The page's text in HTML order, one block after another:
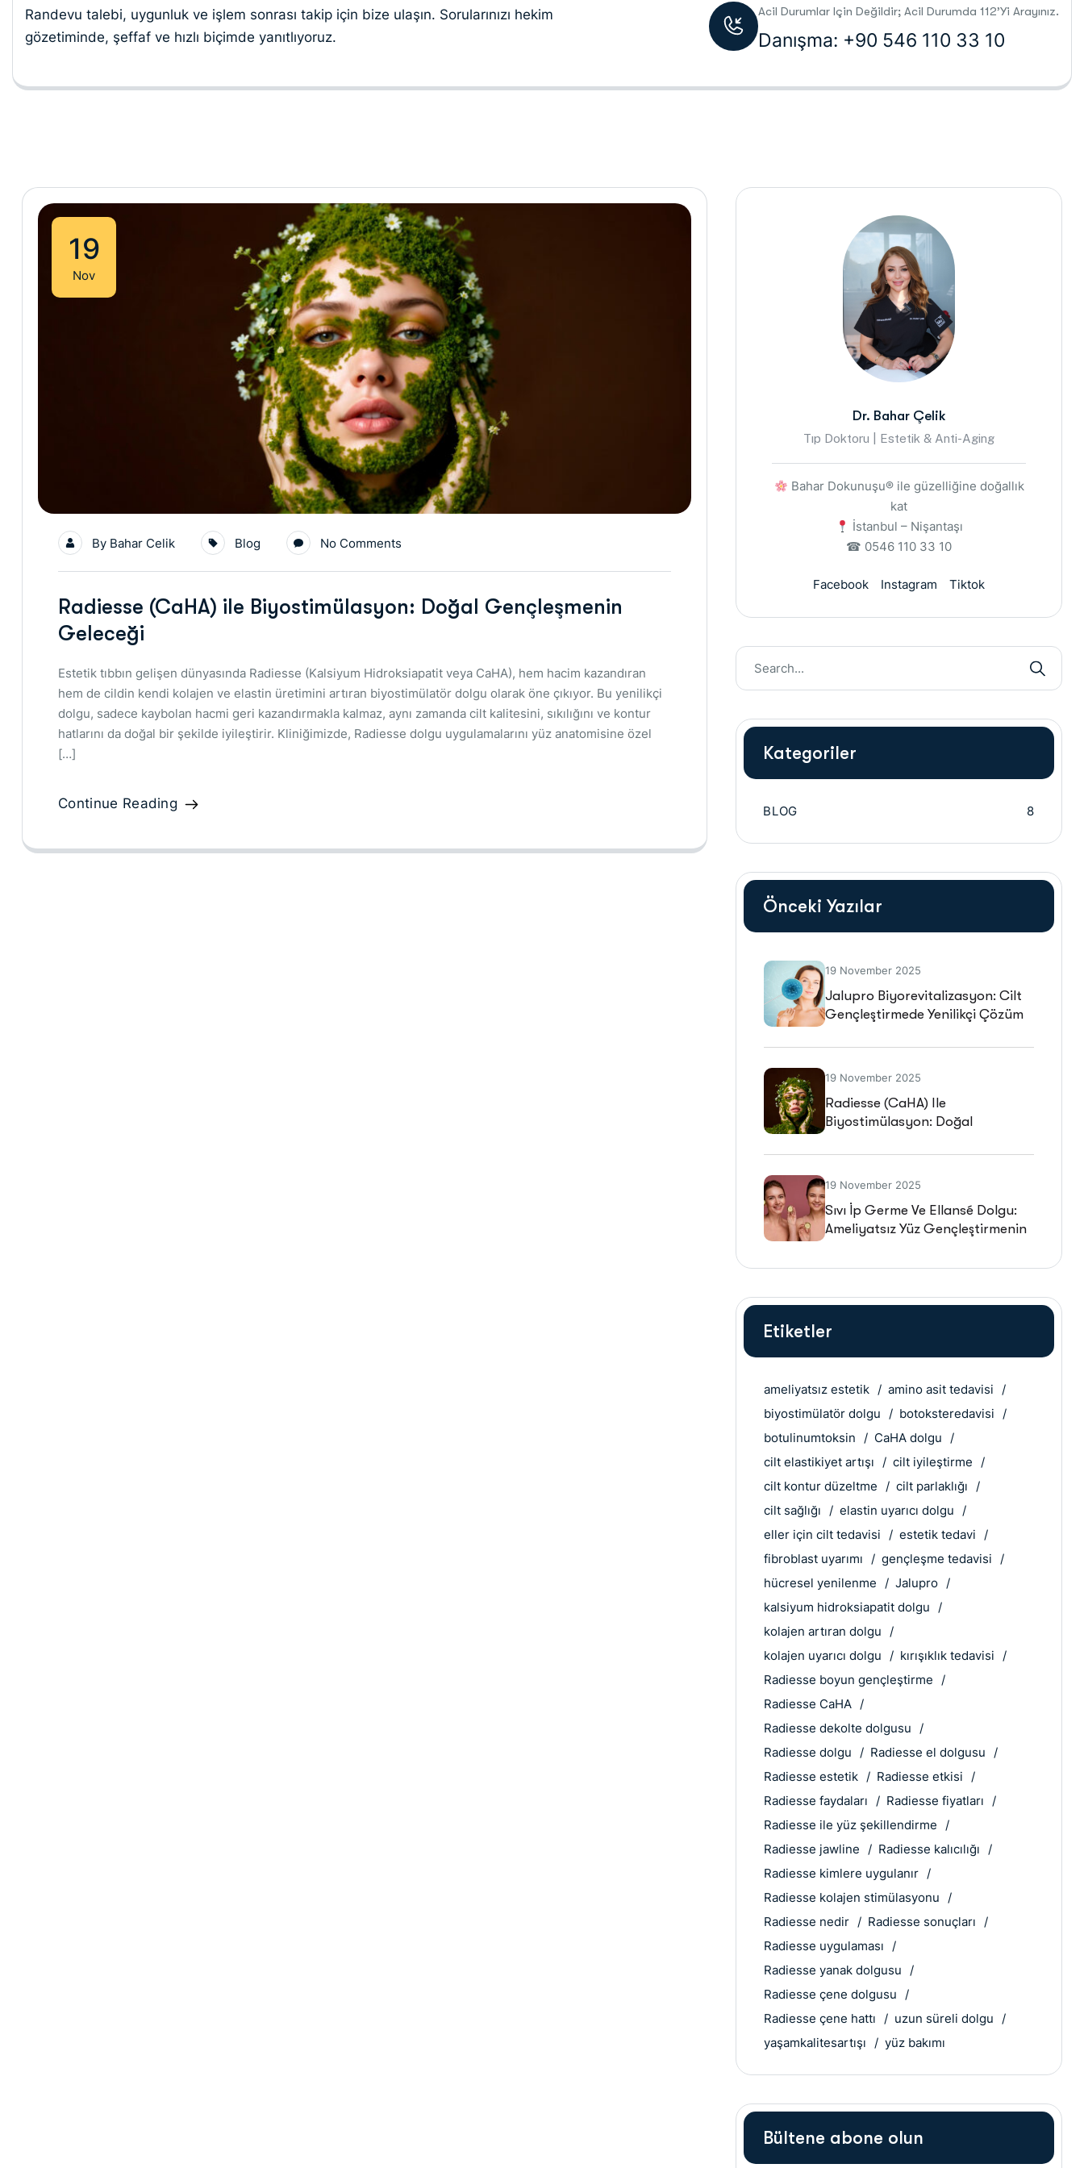
Randevu talebi, uygunluk ve işlem sonrası takip için bize ulaşın. Sorularınızı hekim
gözetiminde, şeffaf ve hızlı biçimde yanıtlıyoruz.
Acil Durumlar Için Değildir; Acil Durumda 112’yi Arayınız.
Danışma: +90 546 110 33 10
19
Nov
By Bahar Celik Blog No Comments
Radiesse (CaHA) ile Biyostimülasyon: Doğal Gençleşmenin
Geleceği
Estetik tıbbın gelişen dünyasında Radiesse (Kalsiyum Hidroksiapatit veya CaHA), hem hacim kazandıran
hem de cildin kendi kolajen ve elastin üretimini artıran biyostimülatör dolgu olarak öne çıkıyor. Bu yenilikçi
dolgu, sadece kaybolan hacmi geri kazandırmakla kalmaz, aynı zamanda cilt kalitesini, sıkılığını ve kontur
hatlarını da doğal bir şekilde iyileştirir. Kliniğimizde, Radiesse dolgu uygulamalarını yüz anatomisine özel
[…]
Continue Reading
Dr. Bahar Çelik
Tıp Doktoru | Estetik & Anti-Aging
Bahar Dokunuşu® ile güzelliğine doğallık
kat
İstanbul – Nişantaşı
☎ 0546 110 33 10
Facebook Instagram Tiktok
Kategoriler
BLOG 8
Önceki Yazılar
19 November 2025
Jalupro Biyorevitalizasyon: Cilt
Gençleştirmede Yenilikçi Çözüm
19 November 2025
Radiesse (CaHA) Ile
Biyostimülasyon: Doğal
19 November 2025
Sıvı İp Germe Ve Ellansé Dolgu:
Ameliyatsız Yüz Gençleştirmenin
Etiketler
ameliyatsız estetik
amino asit tedavisi
biyostimülatör dolgu
botoksteredavisi
botulinumtoksin
CaHA dolgu
cilt elastikiyet artışı
cilt iyileştirme
cilt kontur düzeltme
cilt parlaklığı
cilt sağlığı
elastin uyarıcı dolgu
eller için cilt tedavisi
estetik tedavi
fibroblast uyarımı
gençleşme tedavisi
hücresel yenilenme
Jalupro
kalsiyum hidroksiapatit dolgu
kolajen artıran dolgu
kolajen uyarıcı dolgu
kırışıklık tedavisi
Radiesse boyun gençleştirme
Radiesse CaHA
Radiesse dekolte dolgusu
Radiesse dolgu
Radiesse el dolgusu
Radiesse estetik
Radiesse etkisi
Radiesse faydaları
Radiesse fiyatları
Radiesse ile yüz şekillendirme
Radiesse jawline
Radiesse kalıcılığı
Radiesse kimlere uygulanır
Radiesse kolajen stimülasyonu
Radiesse nedir
Radiesse sonuçları
Radiesse uygulaması
Radiesse yanak dolgusu
Radiesse çene dolgusu
Radiesse çene hattı
uzun süreli dolgu
yaşamkalitesartışı
yüz bakımı
Bültene abone olun